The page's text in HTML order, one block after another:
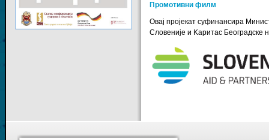
Промотивни филм
Овај пројекат суфинансира
Словеније и Kаритас Београдске